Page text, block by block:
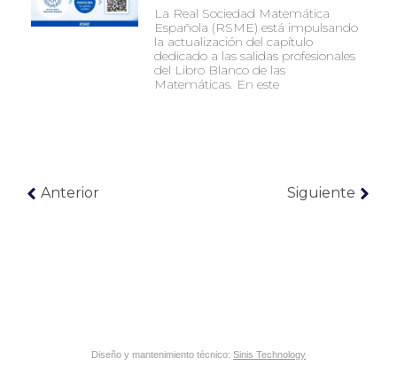
La Real Sociedad Matemática
Española (RSME) está impulsando
la actualización del capítulo
dedicado a las salidas profesionales
del Libro Blanco de las
Matemáticas. En este
Anterior Siguiente
Diseño y mantenimiento técnico: Sinis Technology